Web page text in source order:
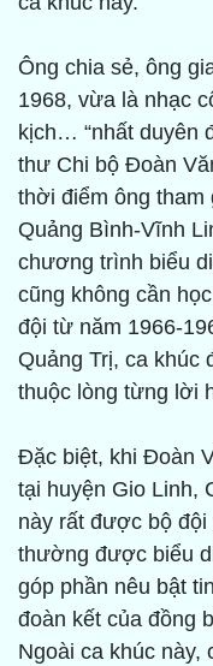
Ông chia sẻ, ông
1968, vừa là nhạc
kịch… “nhất duyên
thư Chi bộ Đoàn
thời điểm ông tham
Quảng Bình-Vĩnh
chương trình biểu
cũng không cần
đội từ năm 1966-
Quảng Trị, ca khúc
thuộc lòng từng lời
Đặc biệt, khi Đoàn
tại huyện Gio Linh,
này rất được bộ
thường được biểu
góp phần nêu bật
đoàn kết của đồng
Ngoài ca khúc này,